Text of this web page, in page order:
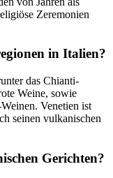
Zeremonien
in Italien?
das Chianti-
Weine, sowie
Venetien ist
seinen vulkanischen
Gerichten?